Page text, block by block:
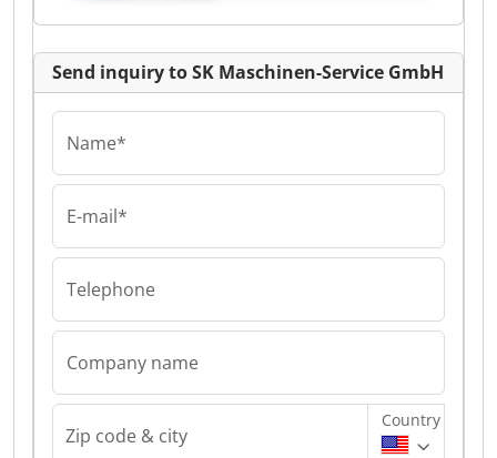
Send inquiry to SK Maschinen-Service GmbH
Name*
E-mail*
Telephone
Company name
Zip code & city
Country